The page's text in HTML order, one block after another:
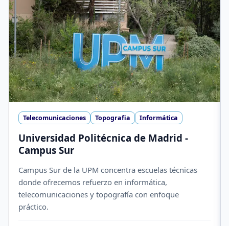
Telecomunicaciones Topografia Informática
Universidad Politécnica de Madrid -
Campus Sur
Campus Sur de la UPM concentra escuelas técnicas
donde ofrecemos refuerzo en informática,
telecomunicaciones y topografía con enfoque
práctico.